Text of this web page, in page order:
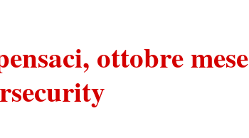
ottobre mese